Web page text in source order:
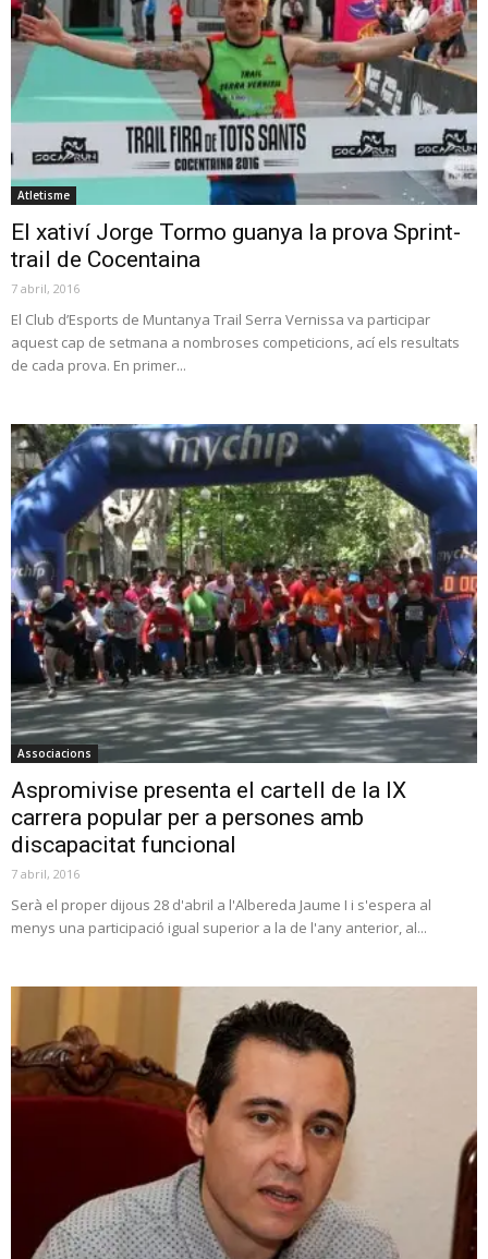
Atletisme
El xativí Jorge Tormo guanya la prova Sprint-
trail de Cocentaina
7 abril, 2016
El Club d’Esports de Muntanya Trail Serra Vernissa va participar
aquest cap de setmana a nombroses competicions, ací els resultats
de cada prova. En primer...
Associacions
Aspromivise presenta el cartell de la IX
carrera popular per a persones amb
discapacitat funcional
7 abril, 2016
Serà el proper dijous 28 d'abril a l'Albereda Jaume I i s'espera al
menys una participació igual superior a la de l'any anterior, al...